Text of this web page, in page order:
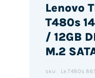
Lenovo
T480s
/ 12GB
M.2
SKU: